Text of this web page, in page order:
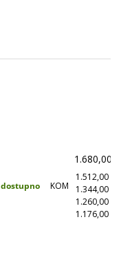
dostupno KOM
1.680,00
1.512,00
1.344,00
1.260,00
1.176,00